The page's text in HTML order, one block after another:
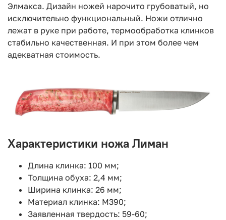
Элмакса. Дизайн ножей нарочито грубоватый, но
исключительно функциональный. Ножи отлично
лежат в руке при работе, термообработка клинков
стабильно качественная. И при этом более чем
адекватная стоимость.
Характеристики ножа Лиман
Длина клинка: 100 мм;
Толщина обуха: 2,4 мм;
Ширина клинка: 26 мм;
Материал клинка: М390;
Заявленная твердость: 59-60;